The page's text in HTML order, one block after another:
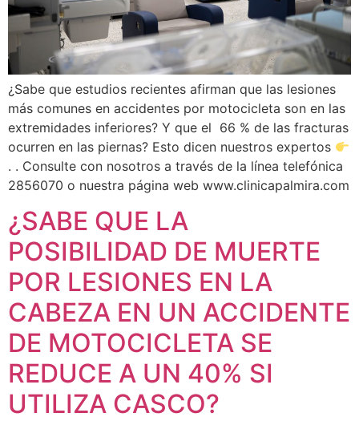
¿Sabe que estudios recientes afirman que las lesiones
más comunes en accidentes por motocicleta son en las
extremidades inferiores? Y que el 66 % de las fracturas
ocurren en las piernas? Esto dicen nuestros expertos
. . Consulte con nosotros a través de la línea telefónica
2856070 o nuestra página web www.clinicapalmira.com
¿SABE QUE LA
POSIBILIDAD DE MUERTE
POR LESIONES EN LA
CABEZA EN UN ACCIDENTE
DE MOTOCICLETA SE
REDUCE A UN 40% SI
UTILIZA CASCO?